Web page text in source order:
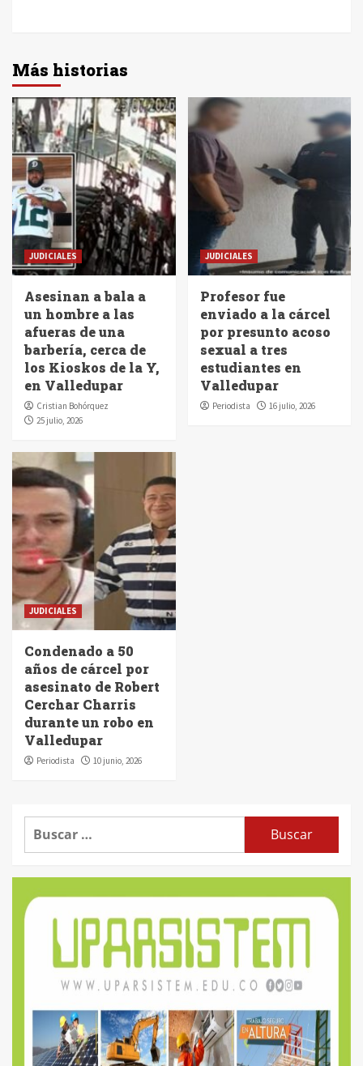
Más historias
JUDICIALES
Asesinan a bala a
un hombre a las
afueras de una
barbería, cerca de
los Kioskos de la Y,
en Valledupar
Cristian Bohórquez
25 julio, 2026
JUDICIALES
Profesor fue
enviado a la cárcel
por presunto acoso
sexual a tres
estudiantes en
Valledupar
Periodista 16 julio, 2026
JUDICIALES
Condenado a 50
años de cárcel por
asesinato de Robert
Cerchar Charris
durante un robo en
Valledupar
Periodista 10 junio, 2026
Buscar: